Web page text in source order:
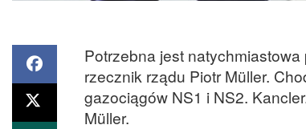
Potrzebna jest
rzecznik rządu Piotr Müller.
gazociągów NS1 i NS2.
Müller.